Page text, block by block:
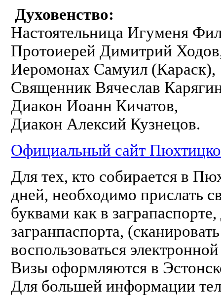
Духовенство:
Настоятельница Игуменя
Протоиерей Димитрий
Иеромонах Самуил (Караск),
Священник Вячеслав
Диакон Иоанн Кичатов,
Диакон Алексий Кузнецов.
Официальный сайт
Для тех, кто собирается в
дней, необходимо прислать
буквами как в
загранпаспорта,
воспользоваться
Визы оформляются в
Для большей информации